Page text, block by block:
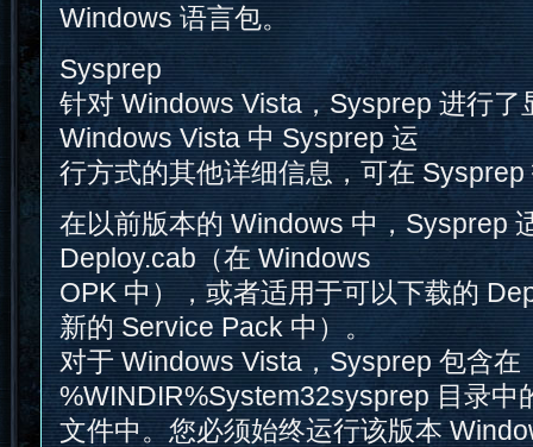
Windows 语言包。
Sysprep
针对 Windows Vista，Sysprep 进行了
Windows Vista 中 Sysprep 运
行方式的其他详细信息，可在
在以前版本的 Windows 中，Sysprep
Deploy.cab（在 Windows
OPK 中），或者适用于可以下载的
新的 Service Pack 中）。
对于 Windows Vista，Sysprep 包含在
%WINDIR%System32sysprep 目录中
文件中。您必须始终运行该版本